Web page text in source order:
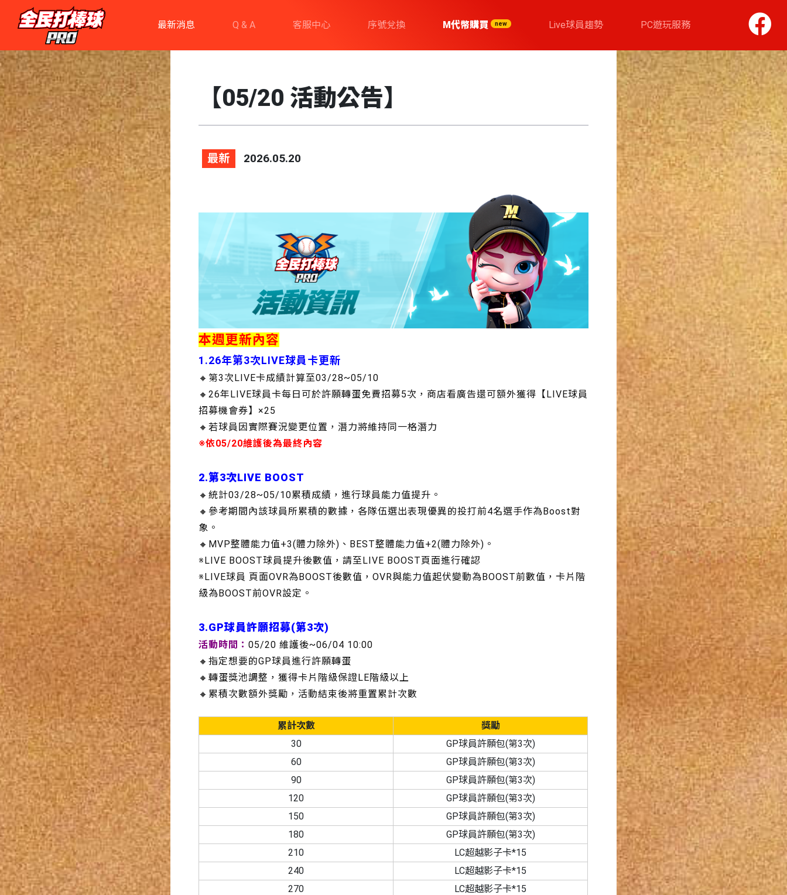
最新消息 Q & A 客服中心 序號兌換 M代幣購買 new Live球員趨勢 PC遊玩服務
【05/20 活動公告】
最新 2026.05.20
本週更新內容
1.26年第3次LIVE球員卡更新
🔸第3次LIVE卡成績計算至03/28~05/10
🔸26年LIVE球員卡每日可於許願轉蛋免費招募5次，商店看廣告還可額外獲得【LIVE球員
招募機會券】×25
🔸若球員因實際賽況變更位置，潛力將維持同一格潛力
※依05/20維護後為最終內容
2.第3次LIVE BOOST
🔸統計03/28~05/10累積成績，進行球員能力值提升。
🔸參考期間內該球員所累積的數據，各隊伍選出表現優異的投打前4名選手作為Boost對
象。
🔸MVP整體能力值+3(體力除外)、BEST整體能力值+2(體力除外)。
※LIVE BOOST球員提升後數值，請至LIVE BOOST頁面進行確認
※LIVE球員 頁面OVR為BOOST後數值，OVR與能力值起伏變動為BOOST前數值，卡片階
級為BOOST前OVR設定。
3.GP球員許願招募(第3次)
活動時間：05/20 維護後~06/04 10:00
🔸指定想要的GP球員進行許願轉蛋
🔸轉蛋獎池調整，獲得卡片階級保證LE階級以上
🔸累積次數額外獎勵，活動結束後將重置累計次數
累計次數
獎勵
30
GP球員許願包(第3次)
60
GP球員許願包(第3次)
90
GP球員許願包(第3次)
120
GP球員許願包(第3次)
150
GP球員許願包(第3次)
180
GP球員許願包(第3次)
210
LC超越影子卡*15
240
LC超越影子卡*15
270
LC超越影子卡*15